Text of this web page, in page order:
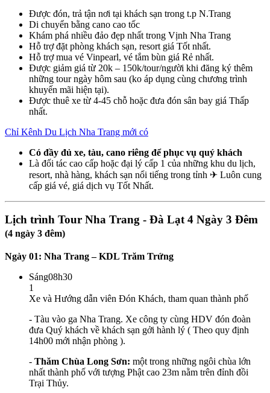
Được đón, trả tận nơi tại khách sạn trong t.p N.Trang
Di chuyển bằng cano cao tốc
Khám phá nhiều đảo đẹp nhất trong Vịnh Nha Trang
Hỗ trợ đặt phòng khách sạn, resort giá Tốt nhất.
Hỗ trợ mua vé Vinpearl, vé tắm bùn giá Rẻ nhất.
Được giảm giá từ 20k – 150k/tour/người khi đăng ký thêm
những tour ngày hôm sau (ko áp dụng cùng chương trình
khuyến mãi hiện tại).
Được thuê xe từ 4-45 chỗ hoặc đưa đón sân bay giá Thấp
nhất.
Chỉ Kênh Du Lịch Nha Trang mới có
Có đầy đủ xe, tàu, cano riêng để phục vụ quý khách
Là đối tác cao cấp hoặc đại lý cấp 1 của những khu du lịch,
resort, nhà hàng, khách sạn nổi tiếng trong tỉnh ✈ Luôn cung
cấp giá vé, giá dịch vụ Tốt Nhất.
Lịch trình Tour Nha Trang - Đà Lạt 4 Ngày 3 Đêm
(4 ngày 3 đêm)
Ngày 01: Nha Trang – KDL Trăm Trứng
Sáng08h30
1
Xe và Hướng dẫn viên Đón Khách, tham quan thành phố
- Tàu vào ga Nha Trang. Xe công ty cùng HDV đón đoàn
đưa Quý khách về khách sạn gởi hành lý ( Theo quy định
14h00 mới nhận phòng ).
- Thăm Chùa Long Sơn: một trong những ngôi chùa lớn
nhất thành phố với tượng Phật cao 23m nằm trên đỉnh đồi
Trại Thủy.